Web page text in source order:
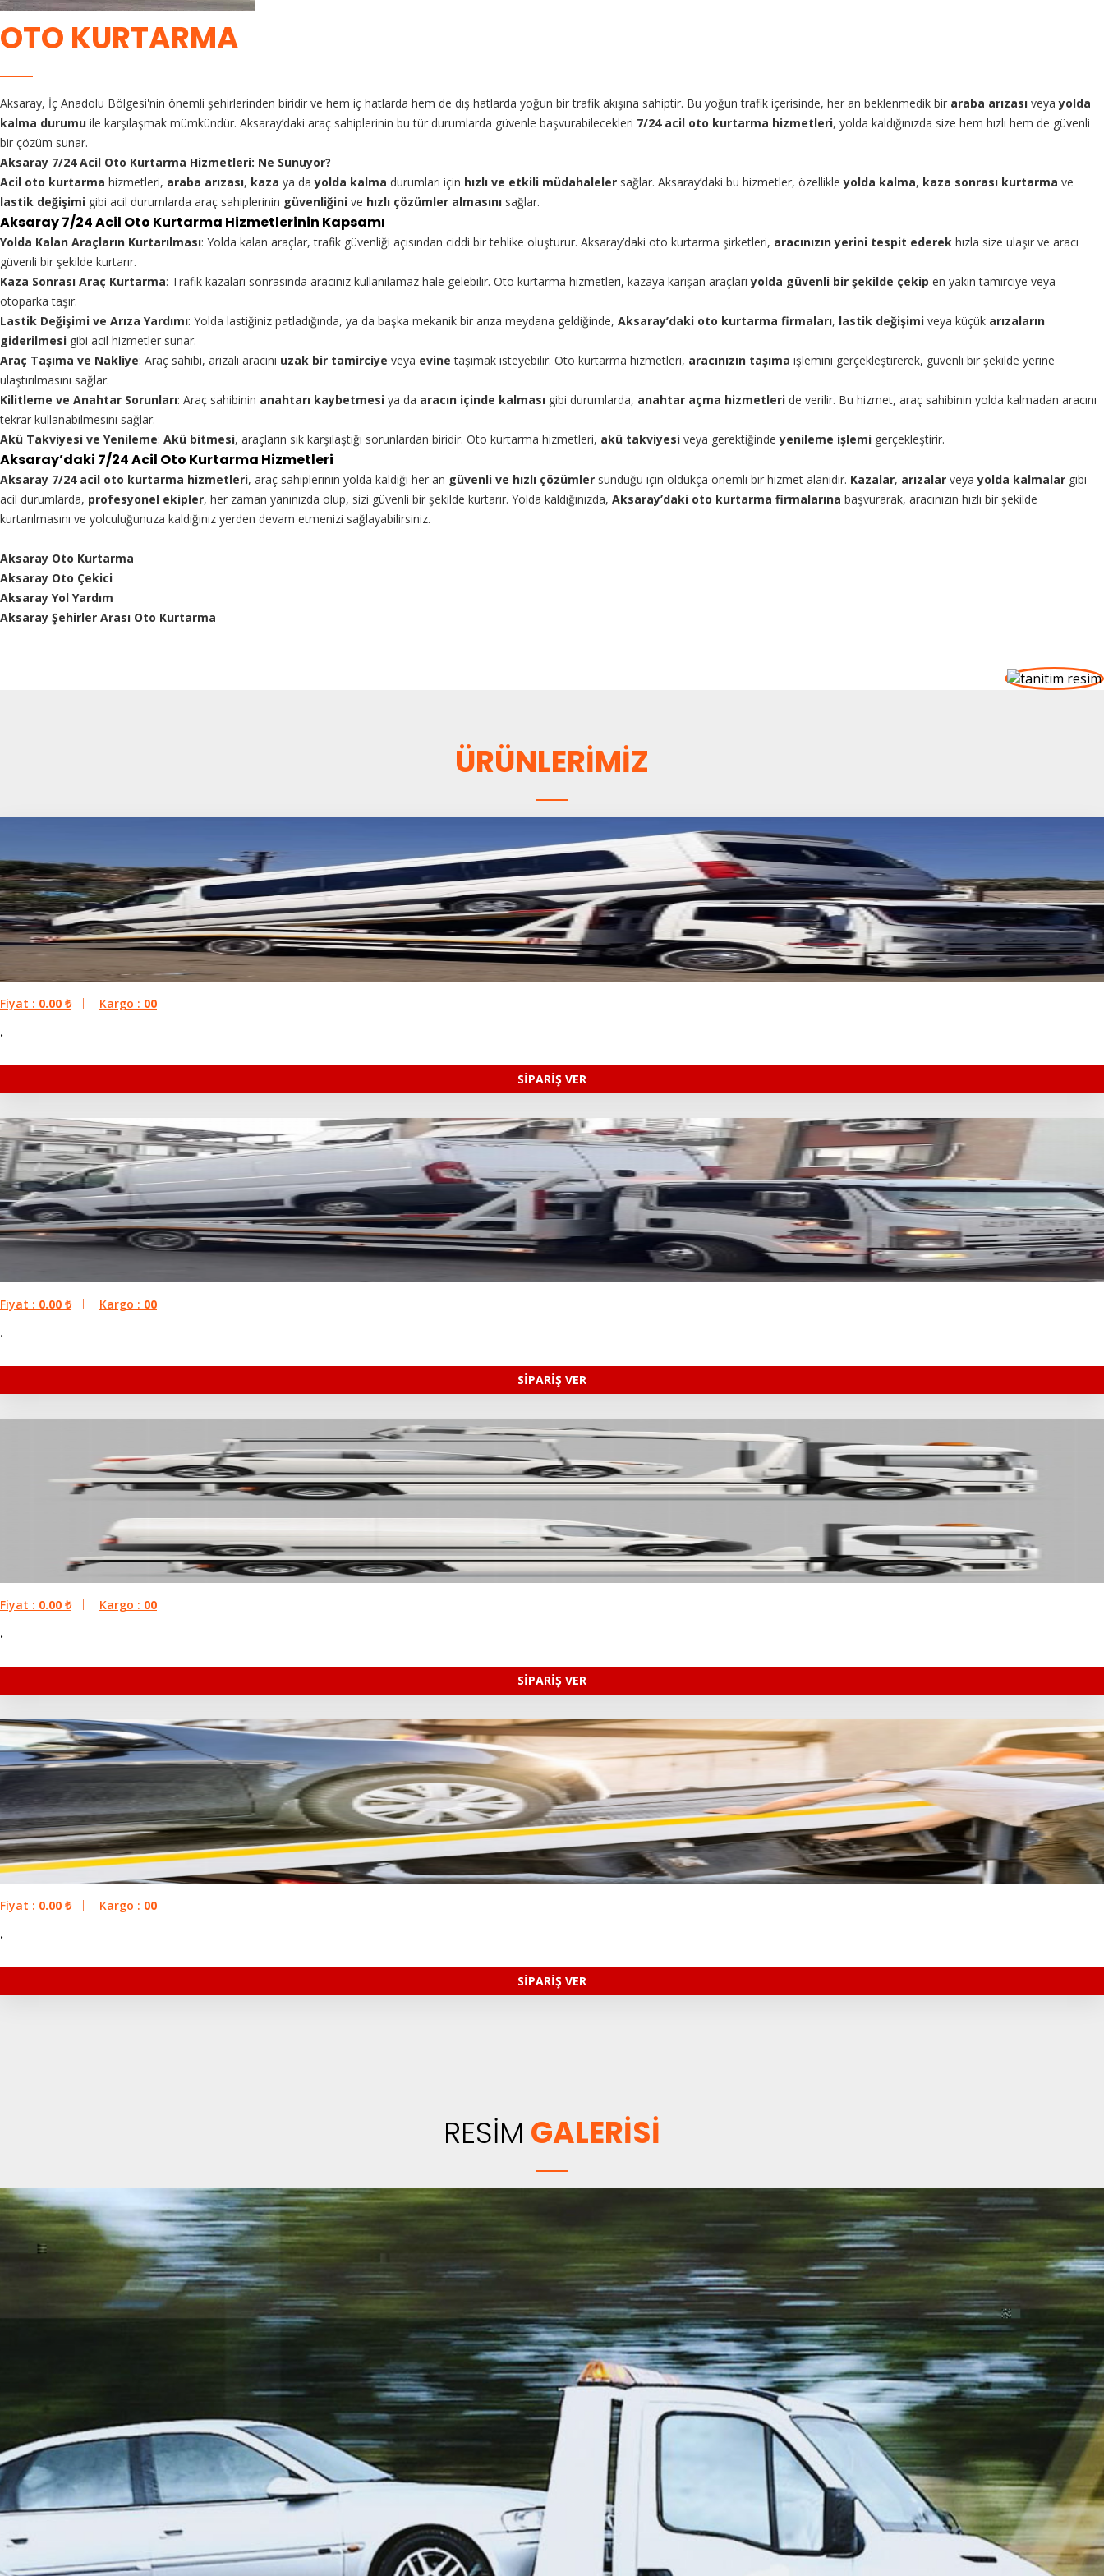
OTO KURTARMA
Aksaray, İç Anadolu Bölgesi'nin önemli şehirlerinden biridir ve hem iç hatlarda hem de dış hatlarda yoğun bir trafik akışına sahiptir. Bu yoğun trafik içerisinde, her an beklenmedik bir araba arızası veyayolda
kalma durumu ile karşılaşmak mümkündür. Aksaray’daki araç sahiplerinin bu tür durumlarda güvenle başvurabilecekleri 7/24 acil oto kurtarma hizmetleri, yolda kaldığınızda size hem hızlı hem de güvenli
bir çözüm sunar.
Aksaray 7/24 Acil Oto Kurtarma Hizmetleri: Ne Sunuyor?
Acil oto kurtarma hizmetleri, araba arızası, kaza ya dayolda kalma durumları için hızlı ve etkili müdahaleler sağlar. Aksaray’daki bu hizmetler, özellikleyolda kalma, kaza sonrası kurtarma ve
lastik değişimi gibi acil durumlarda araç sahiplerinin güvenliğini ve hızlı çözümler almasını sağlar.
Aksaray 7/24 Acil Oto Kurtarma Hizmetlerinin Kapsamı
Yolda Kalan Araçların Kurtarılması: Yolda kalan araçlar, trafik güvenliği açısından ciddi bir tehlike oluşturur. Aksaray’daki oto kurtarma şirketleri, aracınızın yerini tespit ederek hızla size ulaşır ve aracı
güvenli bir şekilde kurtarır.
Kaza Sonrası Araç Kurtarma: Trafik kazaları sonrasında aracınız kullanılamaz hale gelebilir. Oto kurtarma hizmetleri, kazaya karışan araçlarıyolda güvenli bir şekilde çekip en yakın tamirciye veya
otoparka taşır.
Lastik Değişimi ve Arıza Yardımı: Yolda lastiğiniz patladığında, ya da başka mekanik bir arıza meydana geldiğinde, Aksaray’daki oto kurtarma firmaları, lastik değişimi veya küçük arızaların
giderilmesi gibi acil hizmetler sunar.
Araç Taşıma ve Nakliye: Araç sahibi, arızalı aracını uzak bir tamirciye veya evine taşımak isteyebilir. Oto kurtarma hizmetleri, aracınızın taşıma işlemini gerçekleştirerek, güvenli bir şekilde yerine
ulaştırılmasını sağlar.
Kilitleme ve Anahtar Sorunları: Araç sahibinin anahtarı kaybetmesi ya da aracın içinde kalması gibi durumlarda, anahtar açma hizmetleri de verilir. Bu hizmet, araç sahibinin yolda kalmadan aracını
tekrar kullanabilmesini sağlar.
Akü Takviyesi ve Yenileme: Akü bitmesi, araçların sık karşılaştığı sorunlardan biridir. Oto kurtarma hizmetleri, akü takviyesi veya gerektiğindeyenileme işlemi gerçekleştirir.
Aksaray’daki 7/24 Acil Oto Kurtarma Hizmetleri
Aksaray 7/24 acil oto kurtarma hizmetleri, araç sahiplerinin yolda kaldığı her an güvenli ve hızlı çözümler sunduğu için oldukça önemli bir hizmet alanıdır. Kazalar, arızalar veyayolda kalmalar gibi
acil durumlarda, profesyonel ekipler, her zaman yanınızda olup, sizi güvenli bir şekilde kurtarır. Yolda kaldığınızda, Aksaray’daki oto kurtarma firmalarına başvurarak, aracınızın hızlı bir şekilde
kurtarılmasını ve yolculuğunuza kaldığınız yerden devam etmenizi sağlayabilirsiniz.
Aksaray Oto Kurtarma
Aksaray Oto Çekici
Aksaray Yol Yardım
Aksaray Şehirler Arası Oto Kurtarma
ÜRÜNLERİMİZ
Fiyat : 0.00 ₺ Kargo : 00
.
SİPARİŞ VER
Fiyat : 0.00 ₺ Kargo : 00
.
SİPARİŞ VER
Fiyat : 0.00 ₺ Kargo : 00
.
SİPARİŞ VER
Fiyat : 0.00 ₺ Kargo : 00
.
SİPARİŞ VER
RESİM GALERİSİ